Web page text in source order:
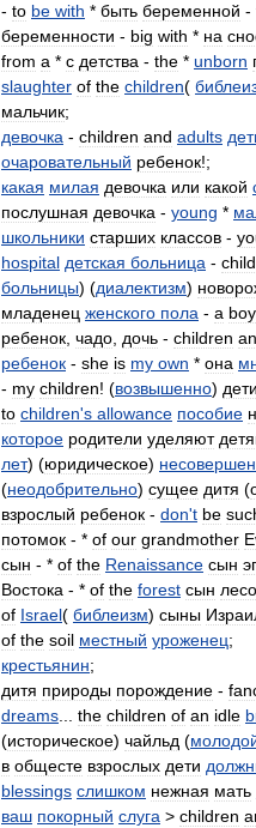
- to be with * быть беременной -
беременности - big with * на
from a * с детства - the * unborn
slaughter of the children(
мальчик;
девочка - сhildren and adults
очаровательный ребенок!;
какая милая девочка или какой
послушная девочка - young *
школьники старших классов -
hospital детская больница -
больницы) (диалектизм)
младенец женского пола - a boy
ребенок чадо дочь - сhildren
ребенок - she is my own * она
- my children! (возвышенно) дети
to children's allowance пособие
которое родители уделяют
лет) (юридическое)
(неодобрительно) сущее дитя (
взрослый ребенок - don't be
потомок - * of our grandmother
сын - * of the Renaissance сын
Востока - * of the forest сын
of Israel( библеизм) сыны
of the soil местный уроженец;
крестьянин;
дитя природы порождение -
dreams
the children of an idle
(историческое) чайльд (
в общесте взрослых дети
blessings слишком нежная мать
ваш покорный слуга > сhildren